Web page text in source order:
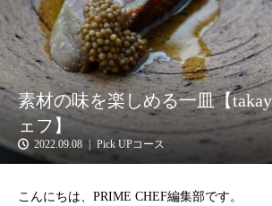
素材の味を楽しめる一皿【
ェフ】
2022.09.08 Pick UPコース
こんにちは、PRIME CHEF編集部です。